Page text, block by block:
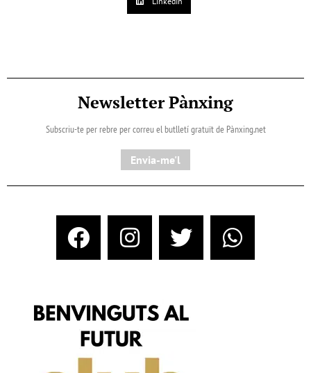
Newsletter Pànxing
Subscriu-te per rebre per correu el butlletí gratuït de Pànxing.net​
Envia-me'l